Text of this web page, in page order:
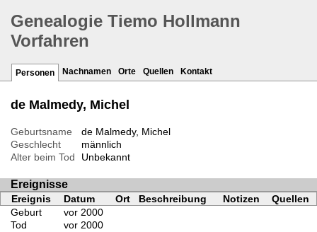
Genealogie Tiemo Hollmann
Vorfahren
Personen Nachnamen Orte Quellen Kontakt
de Malmedy, Michel
Geburtsname
de Malmedy, Michel
Geschlecht
männlich
Alter beim Tod
Unbekannt
Ereignisse
Ereignis Datum Ort Beschreibung Notizen
Quellen
Geburt
vor 2000
Tod
vor 2000